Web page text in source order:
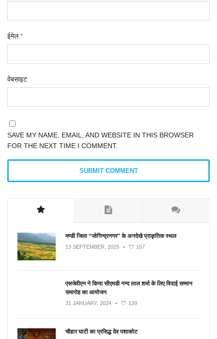
ईमेल*
वेबसाइट
SAVE MY NAME, EMAIL, AND WEBSITE IN THIS BROWSER
FOR THE NEXT TIME I COMMENT.
मण्डी जिला “जोगिन्द्रनगर” के अनदेखे प्राकृतिक स्थल
13 SEPTEMBER, 2025 • 157
एसजेवीएन ने किया सीएमडी नन्‍द लाल शर्मा के लिए विदाई सम्मान
समारोह का आयोजन
31 JANUARY, 2024 • 139
चौहार घाटी का प्रसिद्ध देव पशाकोट